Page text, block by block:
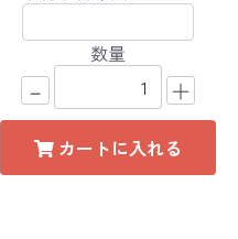
数量
－ ＋
カートに入れる